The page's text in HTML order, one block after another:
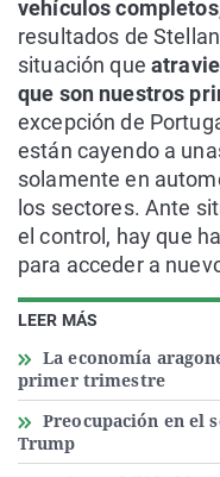
LEER MÁS
La economía
primer trimestre
Preocupación en el
Trump
vehículos completos
resultados de
situación que
que son nuestros
excepción de
están cayendo a
solamente en
los sectores. Ante
el control, hay que
para acceder a